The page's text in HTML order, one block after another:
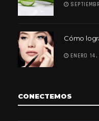
Cómo
ENERO 14,
CONECTEMOS